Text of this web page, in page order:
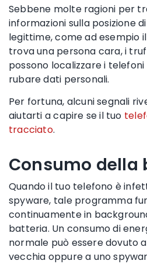
Sebbene molte ragioni per
informazioni sulla posizione
legittime, come ad esempio
trova una persona cara, i
possono localizzare i
rubare dati personali.
Per fortuna, alcuni segnali
aiutarti a capire se il tuo
tracciato.
Consumo della
Quando il tuo telefono è
spyware, tale programma
continuamente in
batteria. Un consumo di
normale può essere dovuto
vecchia oppure a uno